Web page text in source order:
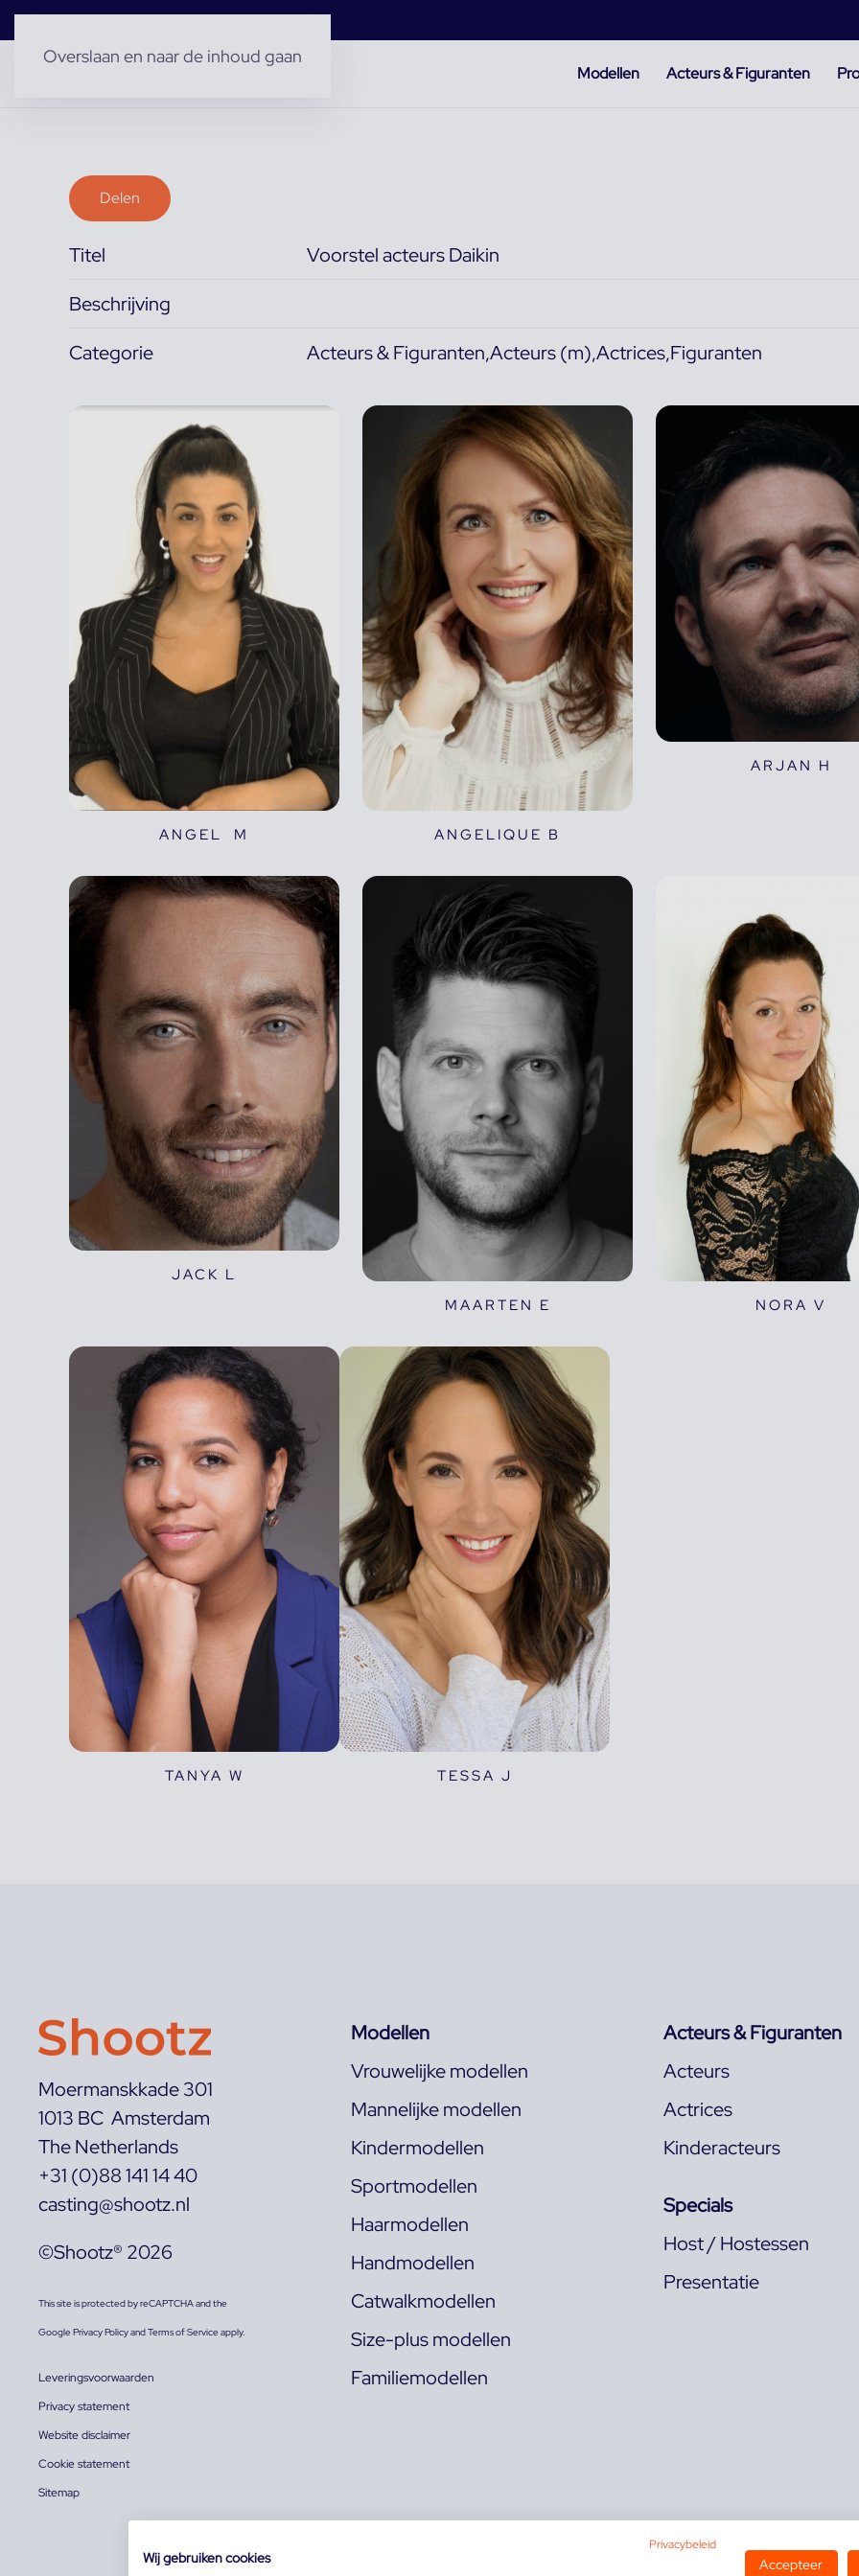
Overslaan en naar de inhoud gaan
Modellen Acteurs & Figuranten
Delen
Titel
Voorstel acteurs Daikin
Beschrijving
Categorie
Acteurs & Figuranten,Acteurs (m),Actrices,Figuranten
ANGEL M ANGELIQUE B
ARJAN H
JACK L
MAARTEN E
NORA V
TANYA W TESSA J
Moermanskkade 301
1013 BC Amsterdam
The Netherlands
+31 (0)88 141 14 40
casting@shootz.nl
©Shootz® 2026
This site is protected by reCAPTCHA and the
GooglePrivacy PolicyandTerms of Serviceapply.
Leveringsvoorwaarden
Privacy statement
Website disclaimer
Cookie statement
Sitemap
Modellen
Vrouwelijke modellen
Mannelijke modellen
Kindermodellen
Sportmodellen
Haarmodellen
Handmodellen
Catwalkmodellen
Size-plus modellen
Familiemodellen
Acteurs & Figuranten
Acteurs
Actrices
Kinderacteurs
Specials
Host / Hostessen
Presentatie
Privacybeleid
Wij gebruiken cookies
Accepteer